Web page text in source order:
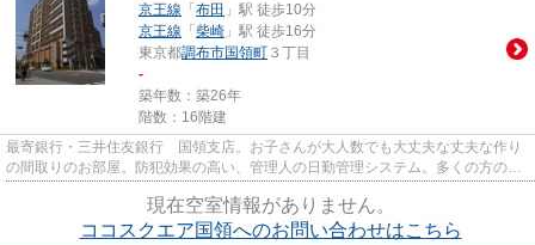
京王線 「 布田 」駅 徒歩10分
京王線 「 柴崎 」駅 徒歩16分
東京都調布市国領町 ３丁目
-
築年数：築26年
階数：16階建
最寄銀行・三井住友銀行 国領支店。お子さんが大人数でも大丈夫な丈夫な作り
の間取りのお部屋。防犯効果の高い、管理人の日勤管理システム。多くの方の必
現在空室情報がありません。
ココスクエア国領へのお問い合わせはこちら